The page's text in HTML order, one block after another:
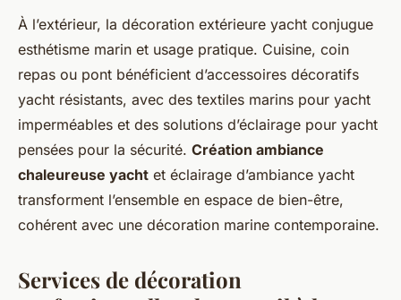
À l’extérieur, la décoration extérieure yacht conjugue
esthétisme marin et usage pratique. Cuisine, coin
repas ou pont bénéficient d’accessoires décoratifs
yacht résistants, avec des textiles marins pour yacht
imperméables et des solutions d’éclairage pour yacht
pensées pour la sécurité. Création ambiance
chaleureuse yacht et éclairage d’ambiance yacht
transforment l’ensemble en espace de bien-être,
cohérent avec une décoration marine contemporaine.
Services de décoration